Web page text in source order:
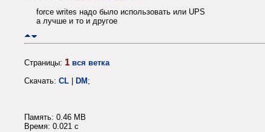
force writes надо было использовать или UPS
а лучше и то и другое
Страницы: 1 вся ветка
Скачать: CL | DM;
Память: 0.46 MB
Время: 0.021 c